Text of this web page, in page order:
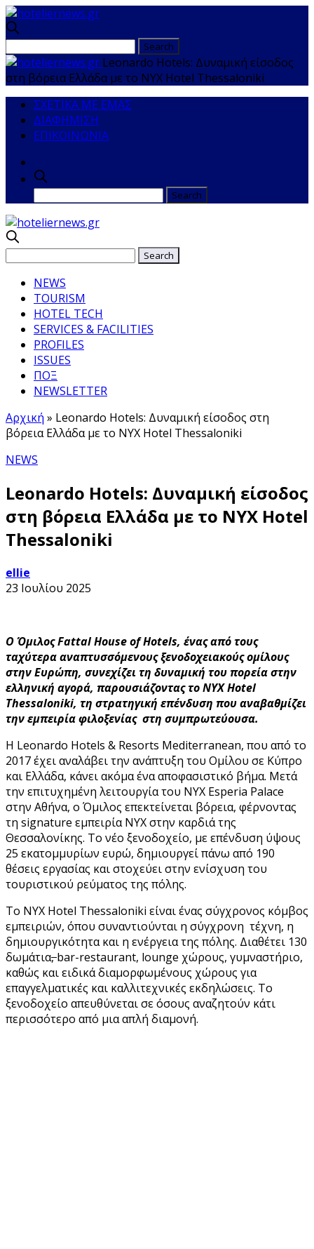
Leonardo Hotels: Δυναμική είσοδος
στη βόρεια Ελλάδα με το ΝΥΧ Hotel Thessaloniki
ΣΧΕΤΙΚΑ ΜΕ ΕΜΑΣ
ΔΙΑΦΗΜΙΣΗ
ΕΠΙΚΟΙΝΩΝΙΑ
NEWS
TOURISM
HOTEL TECH
SERVICES & FACILITIES
PROFILES
ISSUES
ΠΟΞ
NEWSLETTER
Αρχική » Leonardo Hotels: Δυναμική είσοδος στη
βόρεια Ελλάδα με το ΝΥΧ Hotel Thessaloniki
NEWS
Leonardo Hotels: Δυναμική είσοδος
στη βόρεια Ελλάδα με το ΝΥΧ Hotel
Thessaloniki
ellie
23 Ιουλίου 2025
Ο Όμιλος FattalHouseofHotels, ένας από τους
ταχύτερα αναπτυσσόμενους ξενοδοχειακούς ομίλους
στην Ευρώπη, συνεχίζει τη δυναμική του πορεία στην
ελληνική αγορά, παρουσιάζοντας το NYXHotel
Thessaloniki, τη στρατηγική επένδυση που αναβαθμίζει
την εμπειρία φιλοξενίας στη συμπρωτεύουσα.
Η Leonardo Hotels & Resorts Mediterranean, που από το
2017 έχει αναλάβει την ανάπτυξη του Ομίλου σε Κύπρο
και Ελλάδα, κάνει ακόμα ένα αποφασιστικό βήμα. Μετά
την επιτυχημένη λειτουργία του NYX Esperia Palace
στην Αθήνα, ο Όμιλος επεκτείνεται βόρεια, φέρνοντας
τη signature εμπειρία NYX στην καρδιά της
Θεσσαλονίκης. Το νέο ξενοδοχείο, με επένδυση ύψους
25 εκατομμυρίων ευρώ, δημιουργεί πάνω από 190
θέσεις εργασίας και στοχεύει στην ενίσχυση του
τουριστικού ρεύματος της πόλης.
Το NYX Hotel Thessaloniki είναι ένας σύγχρονος κόμβος
εμπειριών, όπου συναντιούνται η σύγχρονη τέχνη, η
δημιουργικότητα και η ενέργεια της πόλης. Διαθέτει 130
δωμάτια,bar-restaurant, lounge χώρους, γυμναστήριο,
καθώς και ειδικά διαμορφωμένους χώρους για
επαγγελματικές και καλλιτεχνικές εκδηλώσεις. Το
ξενοδοχείο απευθύνεται σε όσους αναζητούν κάτι
περισσότερο από μια απλή διαμονή.